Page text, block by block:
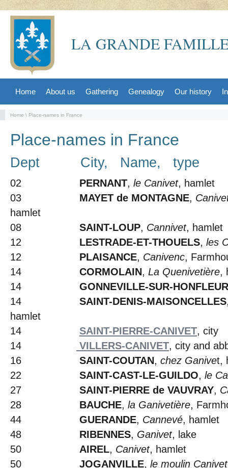
LA GRANDE
Home About us Gathering Genealogy Our history
Home \ Place-names in France
Place-names in France
Dept City, Name, type
02 PERNANT, le Canivet, hamlet
03 MAYET de MONTAGNE,
hamlet
08 SAINT-LOUP, Cannivet, hamlet
12 LESTRADE-ET-THOUELS, les
12 PLAISANCE, Canivenc,
14 CORMOLAIN, La Quenivetière,
14 GONNEVILLE-SUR-HONFLEUR
14
SAINT-DENIS-MAISONCELLES
hamlet
14
SAINT-PIERRE-CANIVET, city
14
VILLERS-CANIVET, city and
16 SAINT-COUTAN, chez Ganivet,
22 SAINT-CAST-LE-GUILDO, le
27 SAINT-PIERRE de VAUVRAY,
28 BAUCHE, la Ganivetière,
44 GUERANDE, Cannevé, hamlet
48 RIBENNES, Ganivet, lake
50 AIREL, Canivet, hamlet
50 JOGANVILLE, le moulin Canivet